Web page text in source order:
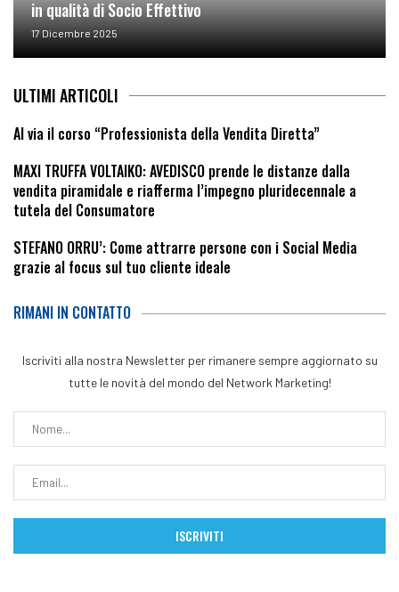
in qualità di Socio Effettivo
17 Dicembre 2025
ULTIMI ARTICOLI
Al via il corso “Professionista della Vendita Diretta”
MAXI TRUFFA VOLTAIKO: AVEDISCO prende le distanze dalla
vendita piramidale e riafferma l’impegno pluridecennale a
tutela del Consumatore
STEFANO ORRU’: Come attrarre persone con i Social Media
grazie al focus sul tuo cliente ideale
RIMANI IN CONTATTO
Iscriviti alla nostra Newsletter per rimanere sempre aggiornato su
tutte le novità del mondo del Network Marketing!